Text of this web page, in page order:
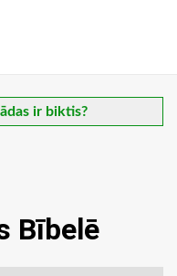
ir biktis?
Bībelē